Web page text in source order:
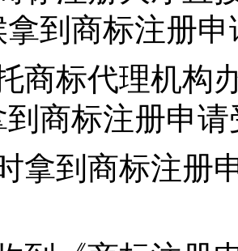
到商标注册
商标代理机构
商标注册申
拿到商标注册